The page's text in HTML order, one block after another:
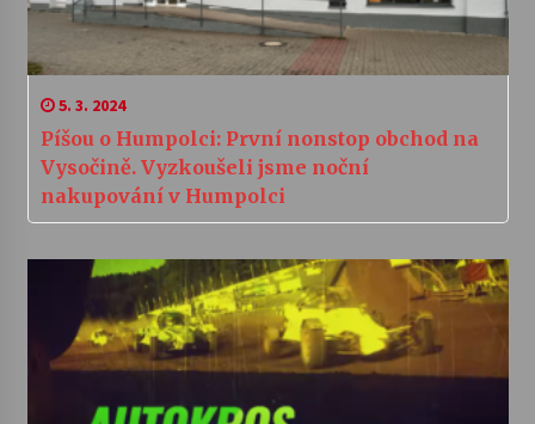
5. 3. 2024
Píšou o Humpolci: První nonstop obchod na
Vysočině. Vyzkoušeli jsme noční
nakupování v Humpolci